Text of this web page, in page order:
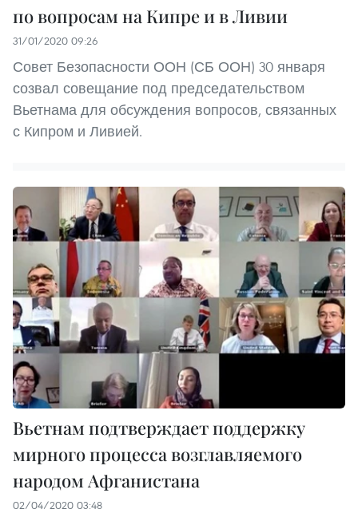
по вопросам на Кипре и в Ливии
31/01/2020 09:26
Совет Безопасности ООН (СБ ООН) 30 января
созвал совещание под председательством
Вьетнама для обсуждения вопросов, связанных
с Кипром и Ливией.
Вьетнам подтверждает поддержку
мирного процесса возглавляемого
народом Афганистана
02/04/2020 03:48